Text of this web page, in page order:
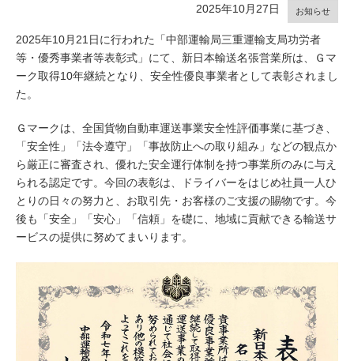
n
お知らせ
2025年10月27日
2025年10月21日に行われた「中部運輸局三重運輸支局功労者
等・優秀事業者等表彰式」にて、新日本輸送名張営業所は、Ｇマ
ーク取得10年継続となり、安全性優良事業者として表彰されまし
た。
Ｇマークは、全国貨物自動車運送事業安全性評価事業に基づき、
「安全性」「法令遵守」「事故防止への取り組み」などの観点か
ら厳正に審査され、優れた安全運行体制を持つ事業所のみに与え
られる認定です。今回の表彰は、ドライバーをはじめ社員一人ひ
とりの日々の努力と、お取引先・お客様のご支援の賜物です。今
後も「安全」「安心」「信頼」を礎に、地域に貢献できる輸送サ
ービスの提供に努めてまいります。